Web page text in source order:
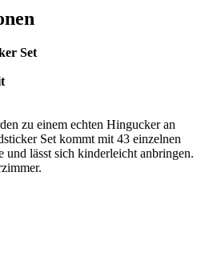
Set
zu einem echten Hingucker an
Set kommt mit 43 einzelnen
lässt sich kinderleicht anbringen.